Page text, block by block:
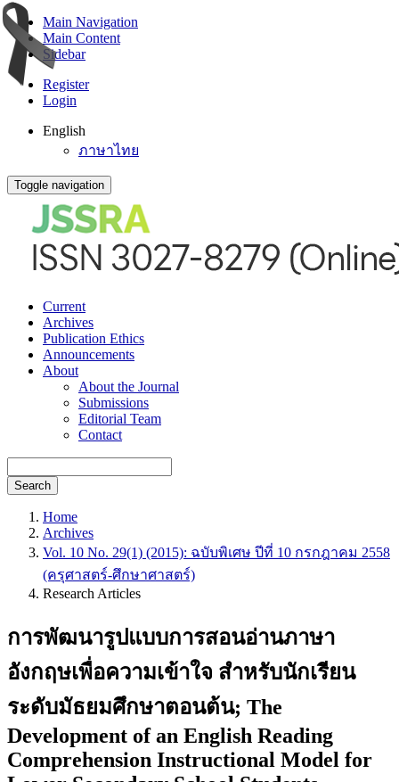
Main Navigation
Main Content
Sidebar
Register
Login
English
ภาษาไทย
Toggle navigation
Current
Archives
Publication Ethics
Announcements
About
About the Journal
Submissions
Editorial Team
Contact
Search
Home
Archives
Vol. 10 No. 29(1) (2015): ฉบับพิเศษ ปีที่ 10 กรกฎาคม 2558
(ครุศาสตร์-ศึกษาศาสตร์)
Research Articles
การพัฒนารูปแบบการสอนอ่านภาษา
อังกฤษเพื่อความเข้าใจ สำหรับนักเรียน
ระดับมัธยมศึกษาตอนต้น; The
Development of an English Reading
Comprehension Instructional Model for